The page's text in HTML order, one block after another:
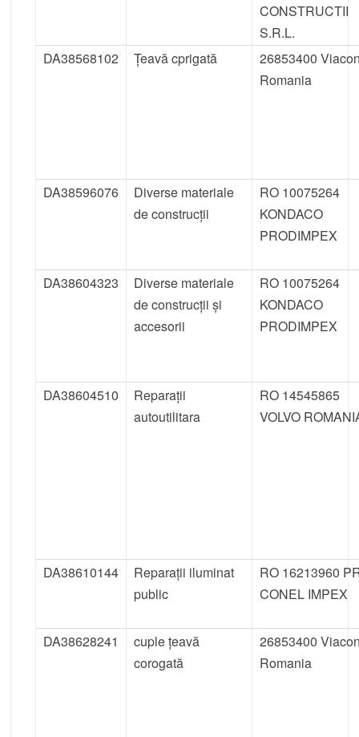
CONSTRUCTII
S.R.L.
DA38568102
Țeavă cprigată
26853400
Romania
DA38596076
Diverse materiale
de construcții
RO 10075264
KONDACO
PRODIMPEX
DA38604323
Diverse materiale
de construcții și
accesorii
RO 10075264
KONDACO
PRODIMPEX
DA38604510
Reparații
autoutilitara
RO 14545865
VOLVO
DA38610144
Reparații iluminat
public
RO 16213960
CONEL IMPEX
DA38628241
cuple țeavă
corogată
26853400
Romania